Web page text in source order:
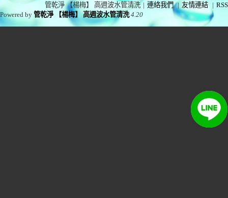
管乾淨 【楊梅】 高週波水管清洗 | 連絡我們 | 友情連結 | RSS
Powered by管乾淨 【楊梅】 高週波水管清洗 4.20